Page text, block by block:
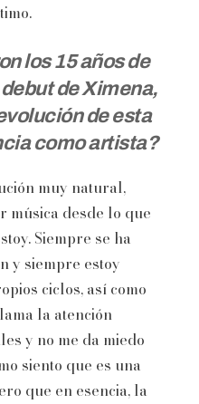
los 15 años de
de Ximena,
de esta
como artista?
muy natural,
música desde lo que
Siempre se ha
y siempre estoy
ciclos, así como
la atención
y no me da miedo
siento que es una
que en esencia, la